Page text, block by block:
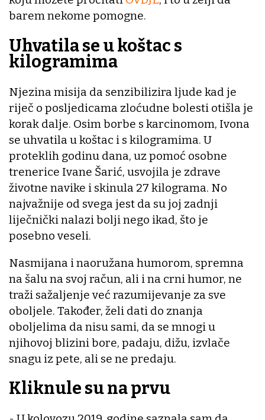
barem nekome pomogne.
Uhvatila se u koštac s
kilogramima
Njezina misija da senzibilizira ljude kad je
riječ o posljedicama zloćudne bolesti otišla je
korak dalje. Osim borbe s karcinomom, Ivona
se uhvatila u koštac i s kilogramima. U
proteklih godinu dana, uz pomoć osobne
trenerice Ivane Šarić, usvojila je zdrave
životne navike i skinula 27 kilograma. No
najvažnije od svega jest da su joj zadnji
liječnički nalazi bolji nego ikad, što je
posebno veseli.
Nasmijana i naoružana humorom, spremna
na šalu na svoj račun, ali i na crni humor, ne
traži sažaljenje već razumijevanje za sve
oboljele. Također, želi dati do znanja
oboljelima da nisu sami, da se mnogi u
njihovoj blizini bore, padaju, dižu, izvlače
snagu iz pete, ali se ne predaju.
Kliknule su na prvu